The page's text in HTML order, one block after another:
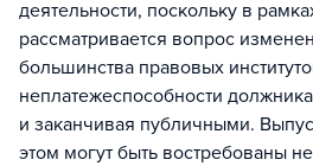
деятельности, поскольку в
рассматривается вопрос
большинства правовых
неплатежеспособности
и заканчивая публичными.
этом могут быть востребованы